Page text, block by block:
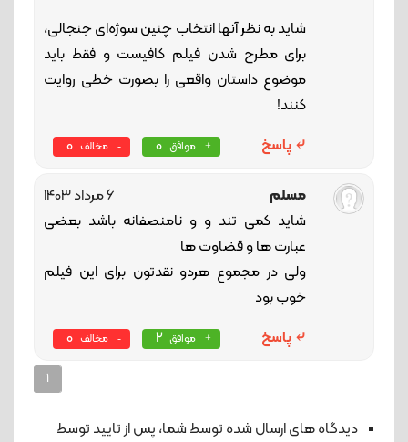
شاید به نظر آنها انتخاب چنین سوژه‌ای جنجالی،
برای مطرح شدن فیلم کافیست و فقط باید
موضوع داستان واقعی را بصورت خطی روایت
کنند!
پاسخ
موافق 0 مخالف 0
مسلم
6 مرداد 1403
شاید کمی تند و و نامنصفانه باشد بعضی
عبارت ها و قضاوت ها
ولی در مجموع هردو نقدتون برای این فیلم
خوب بود
پاسخ
موافق 2 مخالف 0
1
دیدگاه های ارسال شده توسط شما، پس از تایید توسط